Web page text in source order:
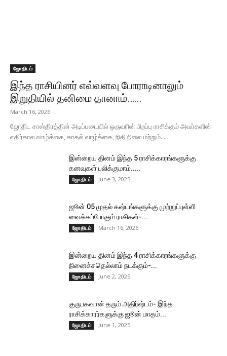
ஜோதிடம்
இந்த ராசியினர் எவ்வளவு போராடினாலும்
இறுதியில் தனிமை தானாம்…...
March 16, 2026
ஜோதிட சாஸ்திரத்தின் அடிப்படையில் ஒருவரின் பிறப்பு ராசிக்கும் அவர்களின்
எதிர்கால வாழ்க்கை, காதல் வாழ்க்கை, நிதி நிலை மற்றும்...
இன்றைய தினம் இந்த 5 ராசிக்காரங்களுக்கு
கனவுகள் பலிக்குமாம்.....
ஜோதிடம் June 3, 2025
ஜூன் 05 முதல் கஷ்டங்களுக்கு முற்றுப்புள்ளி
வைக்கப்போகும் ராசிகள்-...
ஜோதிடம் March 16, 2026
இன்றைய தினம் இந்த 4 ராசிக்காரங்களுக்கு
நினைச்சதெல்லாம் நடக்கும்-...
ஜோதிடம் June 2, 2025
குருபகவான் தரும் அதிர்ஷ்டம்- இந்த
ராசிக்காரர்களுக்கு ஜூன் மாதம்...
ஜோதிடம் June 1, 2025